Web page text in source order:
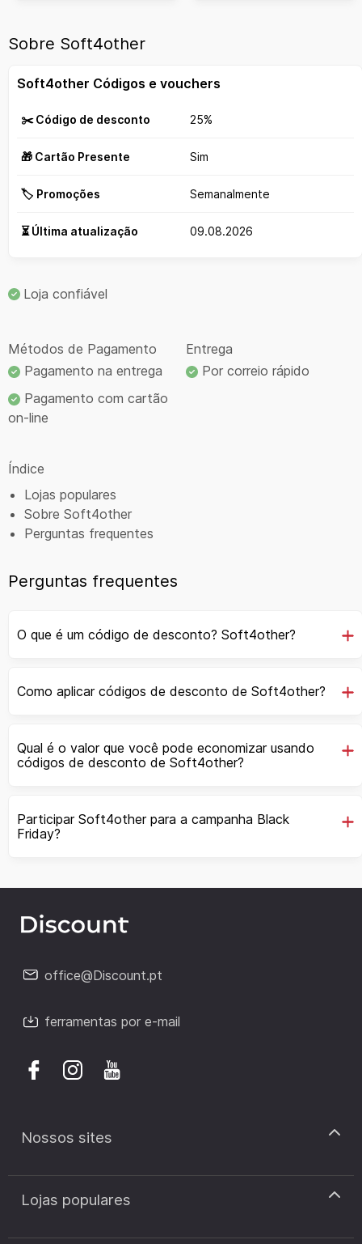
Sobre Soft4other
Soft4other Códigos e vouchers
✂️ Código de desconto 25%
🎁 Cartão Presente Sim
🏷️ Promoções Semanalmente
⏳ Última atualização 09.08.2026
Loja confiável
Métodos de Pagamento
Pagamento na entrega
Pagamento com cartão
on-line
Entrega
Por correio rápido
Índice
Lojas populares
Sobre Soft4other
Perguntas frequentes
Perguntas frequentes
O que é um código de desconto? Soft4other?
Como aplicar códigos de desconto de Soft4other?
Qual é o valor que você pode economizar usando
códigos de desconto de Soft4other?
Participar Soft4other para a campanha Black
Friday?
office@Discount.pt
ferramentas por e-mail
Nossos sites
discount.pt
discount.sk
Lojas populares
Cupão de desconto Zooplus